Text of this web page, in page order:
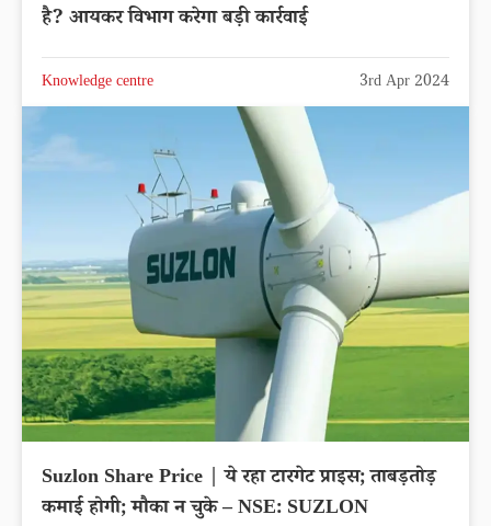
है? आयकर विभाग करेगा बड़ी कार्रवाई
Knowledge centre 3rd Apr 2024
Suzlon Share Price | ये रहा टारगेट प्राइस; ताबड़तोड़
कमाई होगी; मौका न चुके – NSE: SUZLON